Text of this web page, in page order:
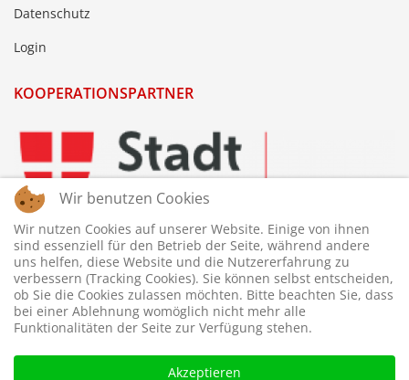
Datenschutz
Login
KOOPERATIONSPARTNER
Wir benutzen Cookies
Wir nutzen Cookies auf unserer Website. Einige von ihnen
sind essenziell für den Betrieb der Seite, während andere
uns helfen, diese Website und die Nutzererfahrung zu
verbessern (Tracking Cookies). Sie können selbst entscheiden,
ob Sie die Cookies zulassen möchten. Bitte beachten Sie, dass
bei einer Ablehnung womöglich nicht mehr alle
Funktionalitäten der Seite zur Verfügung stehen.
Akzeptieren